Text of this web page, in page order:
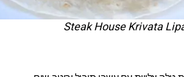
Steak House Krivata